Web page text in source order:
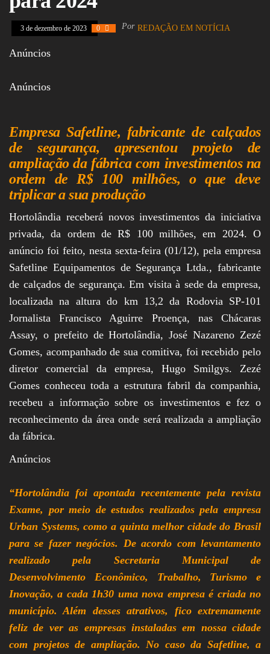
Senado, São Paulo,
Emprego,
Empreendedorismo,
Negócios,
Oportunidades,
3 de dezembro de 2023 0 Por REDAÇÃO EM NOTÍCIA
Anúncios
Anúncios
Empresa Safetline, fabricante de calçados
de segurança, apresentou projeto de
ampliação da fábrica com investimentos na
ordem de R$ 100 milhões, o que deve
triplicar a sua produção
Hortolândia receberá novos investimentos da iniciativa
privada, da ordem de R$ 100 milhões, em 2024. O
anúncio foi feito, nesta sexta-feira (01/12), pela empresa
Safetline Equipamentos de Segurança Ltda., fabricante
de calçados de segurança. Em visita à sede da empresa,
localizada na altura do km 13,2 da Rodovia SP-101
Jornalista Francisco Aguirre Proença, nas Chácaras
Assay, o prefeito de Hortolândia, José Nazareno Zezé
Gomes, acompanhado de sua comitiva, foi recebido pelo
diretor comercial da empresa, Hugo Smilgys. Zezé
Gomes conheceu toda a estrutura fabril da companhia,
recebeu a informação sobre os investimentos e fez o
reconhecimento da área onde será realizada a ampliação
da fábrica.
Anúncios
“Hortolândia foi apontada recentemente pela revista
Exame, por meio de estudos realizados pela empresa
Urban Systems, como a quinta melhor cidade do Brasil
para se fazer negócios. De acordo com levantamento
realizado pela Secretaria Municipal de
Desenvolvimento Econômico, Trabalho, Turismo e
Inovação, a cada 1h30 uma nova empresa é criada no
município. Além desses atrativos, fico extremamente
feliz de ver as empresas instaladas em nossa cidade
com projetos de ampliação. No caso da Safetline, a